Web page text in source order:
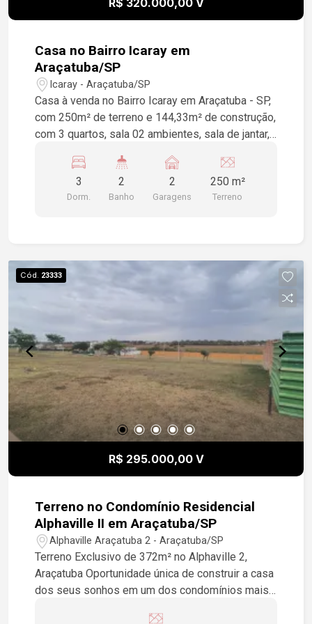
R$ 320.000,00 V
Casa no Bairro Icaray em
Araçatuba/SP
Icaray - Araçatuba/SP
Casa à venda no Bairro Icaray em Araçatuba - SP,
com 250m² de terreno e 144,33m² de construção,
com 3 quartos, sala 02 ambientes, sala de jantar,
para 02 veículos.
3
Dorm.
2
Banho
2
Garagens
250 m²
Terreno
Cód. 23333
R$ 295.000,00 V
Terreno no Condomínio Residencial
Alphaville II em Araçatuba/SP
Alphaville Araçatuba 2 - Araçatuba/SP
Terreno Exclusivo de 372m² no Alphaville 2,
Araçatuba Oportunidade única de construir a casa
dos seus sonhos em um dos condomínios mais